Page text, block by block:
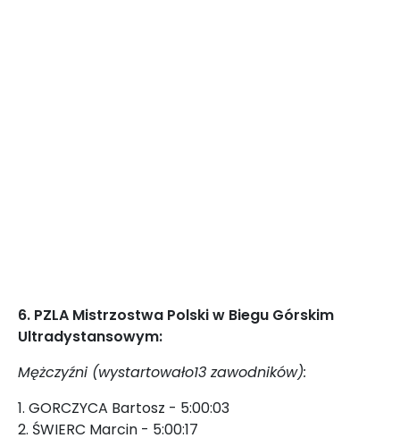
6. PZLA Mistrzostwa Polski w Biegu Górskim
Ultradystansowym:
Mężczyźni (wystartowało13 zawodników):
1. GORCZYCA Bartosz - 5:00:03
2. ŚWIERC Marcin - 5:00:17